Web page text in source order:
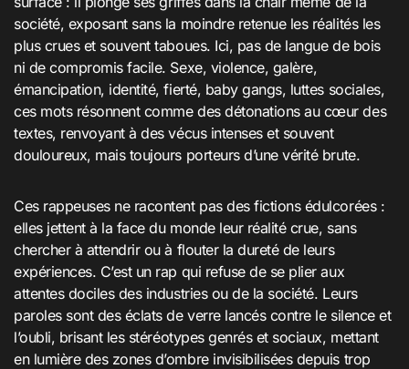
société, exposant sans la moindre retenue les réalités les
plus crues et souvent taboues. Ici, pas de langue de bois
ni de compromis facile. Sexe, violence, galère,
émancipation, identité, fierté, baby gangs, luttes sociales,
ces mots résonnent comme des détonations au cœur des
textes, renvoyant à des vécus intenses et souvent
douloureux, mais toujours porteurs d’une vérité brute.
Ces rappeuses ne racontent pas des fictions édulcorées :
elles jettent à la face du monde leur réalité crue, sans
chercher à attendrir ou à flouter la dureté de leurs
expériences. C’est un rap qui refuse de se plier aux
attentes dociles des industries ou de la société. Leurs
paroles sont des éclats de verre lancés contre le silence et
l’oubli, brisant les stéréotypes genrés et sociaux, mettant
en lumière des zones d’ombre invisibilisées depuis trop